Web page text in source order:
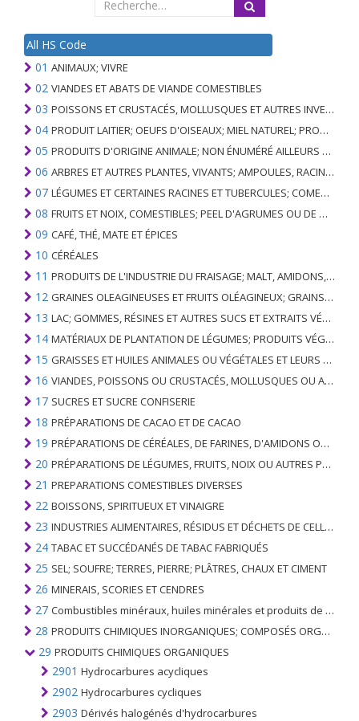
All HS Code
01 ANIMAUX; VIVRE
02 VIANDES ET ABATS DE VIANDE COMESTIBLES
03 POISSONS ET CRUSTACÉS, MOLLUSQUES ET AUTRES INVERTÉBRÉS AQUATIQUES
04 PRODUIT LAITIER; OEUFS D'OISEAUX; MIEL NATUREL; PRODUITS COMESTIBLES D'ORIGINE ANIMALE, NON ÉNUMÉRÉS AILLEURS OU INCLUS
05 PRODUITS D'ORIGINE ANIMALE; NON ÉNUMÉRÉ AILLEURS OU INCLUS
06 ARBRES ET AUTRES PLANTES, VIVANTS; AMPOULES, RACINES ET ANALOGUES; FLEURS COUPEES ET FEUILLAGE ORNEMENTAL
07 LÉGUMES ET CERTAINES RACINES ET TUBERCULES; COMESTIBLE
08 FRUITS ET NOIX, COMESTIBLES; PEEL D'AGRUMES OU DE MELONS
09 CAFÉ, THÉ, MATE ET ÉPICES
10 CÉRÉALES
11 PRODUITS DE L'INDUSTRIE DU FRAISAGE; MALT, AMIDONS, INULINE, GLUTEN DE BLÉ
12 GRAINES OLEAGINEUSES ET FRUITS OLÉAGINEUX; GRAINS DIVERS, GRAINES ET FRUITS, PLANTES INDUSTRIELLES OU MÉDICINALES; PAILLE ET FOURRAGE
13 LAC; GOMMES, RÉSINES ET AUTRES SUCS ET EXTRAITS VÉGÉTAUX
14 MATÉRIAUX DE PLANTATION DE LÉGUMES; PRODUITS VÉGÉTAUX NON DÉNOMMÉS NI COMPRIS AILLEURS
15 GRAISSES ET HUILES ANIMALES OU VÉGÉTALES ET LEURS PRODUITS DE CLIVAGE; GRAISSES ANIMALES PRÉPARÉES; CIRES ANIMALES OU VÉGÉTALES
16 VIANDES, POISSONS OU CRUSTACÉS, MOLLUSQUES OU AUTRES INVERTÉBRÉS AQUATIQUES; PRÉPARATIONS DE CELLES-CI
17 SUCRES ET SUCRE CONFISERIE
18 PRÉPARATIONS DE CACAO ET DE CACAO
19 PRÉPARATIONS DE CÉRÉALES, DE FARINES, D'AMIDONS OU DE LAIT; PRODUITS DE PATISSERIE
20 PRÉPARATIONS DE LÉGUMES, FRUITS, NOIX OU AUTRES PARTIES DE PLANTES
21 PREPARATIONS COMESTIBLES DIVERSES
22 BOISSONS, SPIRITUEUX ET VINAIGRE
23 INDUSTRIES ALIMENTAIRES, RÉSIDUS ET DÉCHETS DE CELLES-CI; FOURRAGE ANIMAL PRÉPARÉ
24 TABAC ET SUCCÉDANÉS DE TABAC FABRIQUÉS
25 SEL; SOUFRE; TERRES, PIERRE; PLÂTRES, CHAUX ET CIMENT
26 MINERAIS, SCORIES ET CENDRES
27 Combustibles minéraux, huiles minérales et produits de leur distillation; SUBSTANCES BITUMINEUSES; CIRES MINÉRALES
28 PRODUITS CHIMIQUES INORGANIQUES; COMPOSÉS ORGANIQUES ET INORGANIQUES DE MÉTAUX PRÉCIEUX; DE MÉTAUX DES TERRES RARES, D'ÉLÉMENTS RADIOACTIFS ET D'ISOTOPES
29 PRODUITS CHIMIQUES ORGANIQUES
2901 Hydrocarbures acycliques
2902 Hydrocarbures cycliques
2903 Dérivés halogénés d'hydrocarbures